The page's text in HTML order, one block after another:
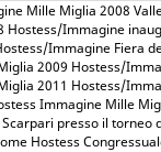
Mille Miglia 2008
Hostess/Immagine
Immagine Fiera
2009 Hostess/
2011 Hostess/
Immagine Mille
presso il torneo
Hostess